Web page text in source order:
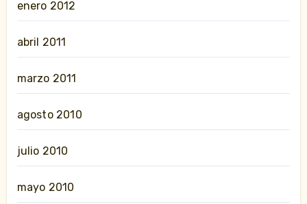
enero 2012
abril 2011
marzo 2011
agosto 2010
julio 2010
mayo 2010